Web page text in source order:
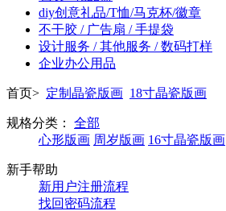
diy创意礼品/T恤/马克杯/徽章
不干胶 / 广告扇 / 手提袋
设计服务 / 其他服务 / 数码打样
企业办公用品
首页> 定制晶瓷版画 18寸晶瓷版画
规格分类：
全部
心形版画 周岁版画 16寸晶瓷版画
新手帮助
新用户注册流程
找回密码流程